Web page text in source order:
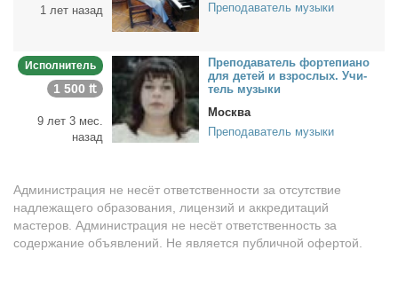
1 лет назад
Преподаватель музыки
Исполнитель
1 500 ₶
9 лет 3 мес.
назад
Пре­по­да­ва­тель фор­те­пи­а­но
для де­тей и взрос­лых. Учи­
тель му­зы­ки
Москва
Преподаватель музыки
Администрация не несёт ответственности за отсутствие
надлежащего образования, лицензий и аккредитаций
мастеров. Администрация не несёт ответственность за
содержание объявлений. Не является публичной офертой.